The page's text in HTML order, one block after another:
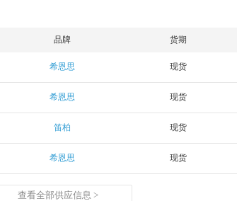
品牌 货期
希恩思 现货
希恩思 现货
笛柏 现货
希恩思 现货
查看全部供应信息 >